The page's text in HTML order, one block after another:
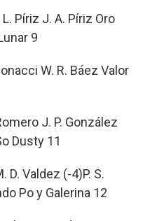
L. Píriz J. A. Píriz Oro
9
W. R. Báez Valor
J. P. González
Dusty 11
D. Valdez (-4)P. S.
Po y Galerina 12